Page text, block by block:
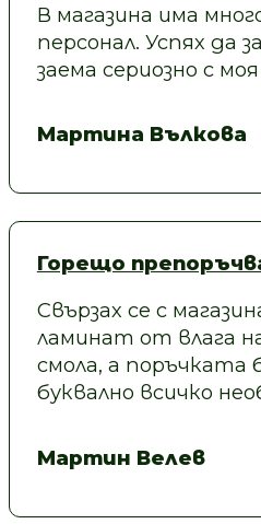
В магазина има
персонал. Успях да
заема сериозно с
Мартина Вълкова
Горещо
Свързах се с
ламинат от влага
смола, а
буквално всичко
Мартин Велев